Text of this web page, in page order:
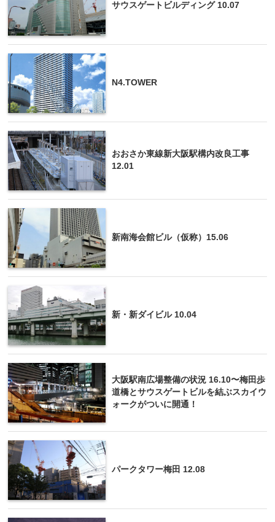
サウスゲートビルディング 10.07
N4.TOWER
おおさか東線新大阪駅構内改良工事
12.01
新南海会館ビル（仮称）15.06
新・新ダイビル 10.04
大阪駅南広場整備の状況 16.10〜梅田歩
道橋とサウスゲートビルを結ぶスカイウ
ォークがついに開通！
パークタワー梅田 12.08